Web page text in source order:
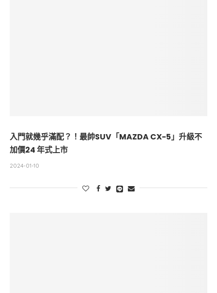
入門就幾乎滿配？！最帥SUV「MAZDA CX-5」升級不
加價24 年式上市
2024-01-10